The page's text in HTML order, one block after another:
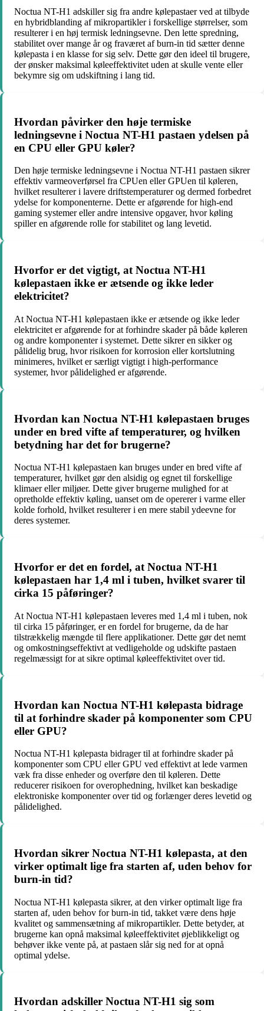
Noctua NT-H1 adskiller sig fra andre kølepastaer ved at tilbyde
en hybridblanding af mikropartikler i forskellige størrelser, som
resulterer i en høj termisk ledningsevne. Den lette spredning,
stabilitet over mange år og fraværet af burn-in tid sætter denne
kølepasta i en klasse for sig selv. Dette gør den ideel til brugere,
der ønsker maksimal køleeffektivitet uden at skulle vente eller
bekymre sig om udskiftning i lang tid.
Hvordan påvirker den høje termiske
ledningsevne i Noctua NT-H1 pastaen ydelsen på
en CPU eller GPU køler?
Den høje termiske ledningsevne i Noctua NT-H1 pastaen sikrer
effektiv varmeoverførsel fra CPUen eller GPUen til køleren,
hvilket resulterer i lavere driftstemperaturer og dermed forbedret
ydelse for komponenterne. Dette er afgørende for high-end
gaming systemer eller andre intensive opgaver, hvor køling
spiller en afgørende rolle for stabilitet og lang levetid.
Hvorfor er det vigtigt, at Noctua NT-H1
kølepastaen ikke er ætsende og ikke leder
elektricitet?
At Noctua NT-H1 kølepastaen ikke er ætsende og ikke leder
elektricitet er afgørende for at forhindre skader på både køleren
og andre komponenter i systemet. Dette sikrer en sikker og
pålidelig brug, hvor risikoen for korrosion eller kortslutning
minimeres, hvilket er særligt vigtigt i high-performance
systemer, hvor pålidelighed er afgørende.
Hvordan kan Noctua NT-H1 kølepastaen bruges
under en bred vifte af temperaturer, og hvilken
betydning har det for brugerne?
Noctua NT-H1 kølepastaen kan bruges under en bred vifte af
temperaturer, hvilket gør den alsidig og egnet til forskellige
klimaer eller miljøer. Dette giver brugerne mulighed for at
opretholde effektiv køling, uanset om de opererer i varme eller
kolde forhold, hvilket resulterer i en mere stabil ydeevne for
deres systemer.
Hvorfor er det en fordel, at Noctua NT-H1
kølepastaen har 1,4 ml i tuben, hvilket svarer til
cirka 15 påføringer?
At Noctua NT-H1 kølepastaen leveres med 1,4 ml i tuben, nok
til cirka 15 påføringer, er en fordel for brugerne, da de har
tilstrækkelig mængde til flere applikationer. Dette gør det nemt
og omkostningseffektivt at vedligeholde og udskifte pastaen
regelmæssigt for at sikre optimal køleeffektivitet over tid.
Hvordan kan Noctua NT-H1 kølepasta bidrage
til at forhindre skader på komponenter som CPU
eller GPU?
Noctua NT-H1 kølepasta bidrager til at forhindre skader på
komponenter som CPU eller GPU ved effektivt at lede varmen
væk fra disse enheder og overføre den til køleren. Dette
reducerer risikoen for overophedning, hvilket kan beskadige
elektroniske komponenter over tid og forlænger deres levetid og
pålidelighed.
Hvordan sikrer Noctua NT-H1 kølepasta, at den
virker optimalt lige fra starten af, uden behov for
burn-in tid?
Noctua NT-H1 kølepasta sikrer, at den virker optimalt lige fra
starten af, uden behov for burn-in tid, takket være dens høje
kvalitet og sammensætning af mikropartikler. Dette betyder, at
brugerne kan opnå maksimal køleeffektivitet øjeblikkeligt og
behøver ikke vente på, at pastaen slår sig ned for at opnå
optimal ydelse.
Hvordan adskiller Noctua NT-H1 sig som